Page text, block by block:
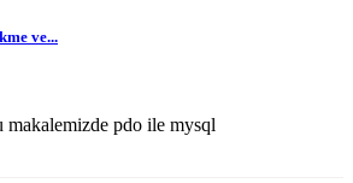
ve...
makalemizde pdo ile mysql